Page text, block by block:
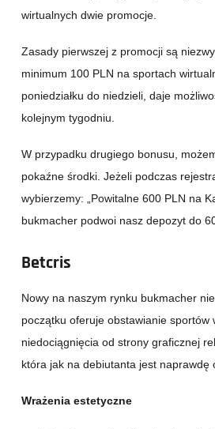
wirtualnych dwie promocje.
Zasady pierwszej z promocji są
minimum 100 PLN na sportach
poniedziałku do niedzieli, daje
kolejnym tygodniu.
W przypadku drugiego bonusu,
pokaźne środki. Jeżeli podczas
wybierzemy: „Powitalne 600 PLN na
bukmacher podwoi nasz depozyt do
Betcris
Nowy na naszym rynku bukmacher
początku oferuje obstawianie sportów
niedociągnięcia od strony graficznej
która jak na debiutanta jest naprawdę
Wrażenia estetyczne